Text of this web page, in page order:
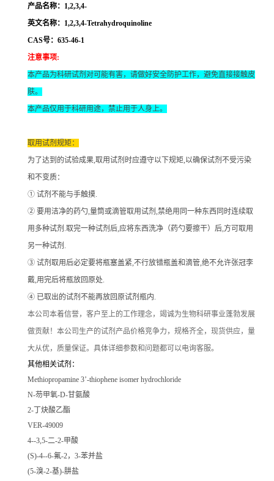
产品名称：1,2,3,4-
英文名称：1,2,3,4-Tetrahydroquinoline
CAS号：635-46-1
注意事项:
本产品为科研试剂对可能有害，请做好安全防护工作，避免直接接触皮
肤。
本产品仅用于科研用途，禁止用于人身上。
取用试剂规矩：
为了达到的试验成果,取用试剂时应遵守以下规矩,以确保试剂不受污染
和不变质：
① 试剂不能与手触摸.
② 要用洁净的药勺,量筒或滴管取用试剂,禁绝用同一种东西同时连续取
用多种试剂.取完一种试剂后,应将东西洗净（药勺要擦干）后,方可取用
另一种试剂.
③ 试剂取用后必定要将瓶塞盖紧,不行放错瓶盖和滴管,绝不允许张冠李
戴,用完后将瓶放回原处.
④ 已取出的试剂不能再放回原试剂瓶内.
本公司本着信誉，客户至上的工作理念，竭诚为生物科研事业蓬勃发展
做贡献！本公司生产的试剂产品价格竞争力，规格齐全，现货供应，量
大从优，质量保证。具体详细参数和问题都可以电询客服。
其他相关试剂：
Methiopropamine 3’-thiophene isomer hydrochloride
N-芴甲氧-D-甘氨酸
2-丁炔酸乙酯
VER-49009
4--3,5-二-2-甲酸
(S)-4--6-氟-2，3-苯并盐
(5-溴-2-基)-肼盐